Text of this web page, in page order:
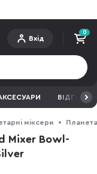
Вхід
0
ВІДГУКИ
міксери
Mixer Bowl-